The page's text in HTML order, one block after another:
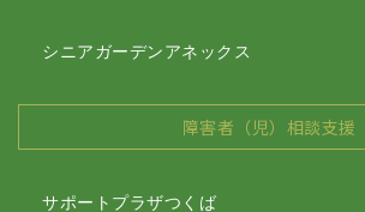
シニアガーデンアネックス
障害者（児）相談支援
サポートプラザつくば